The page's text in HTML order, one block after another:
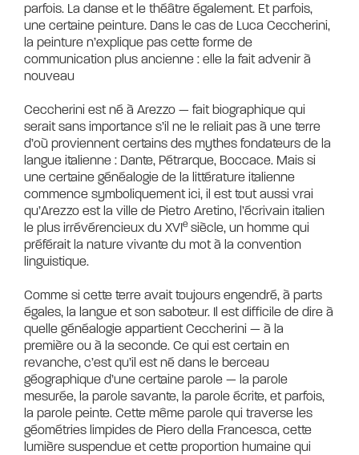
parfois. La danse et le théâtre également. Et parfois,
une certaine peinture. Dans le cas de Luca Ceccherini,
la peinture n’explique pas cette forme de
communication plus ancienne : elle la fait advenir à
nouveau
Ceccherini est né à Arezzo — fait biographique qui
serait sans importance s’il ne le reliait pas à une terre
d’où proviennent certains des mythes fondateurs de la
langue italienne : Dante, Pétrarque, Boccace. Mais si
une certaine généalogie de la littérature italienne
commence symboliquement ici, il est tout aussi vrai
qu’Arezzo est la ville de Pietro Aretino, l’écrivain italien
le plus irrévérencieux du XVIesiècle, un homme qui
préférait la nature vivante du mot à la convention
linguistique.
Comme si cette terre avait toujours engendré, à parts
égales, la langue et son saboteur. Il est difficile de dire à
quelle généalogie appartient Ceccherini — à la
première ou à la seconde. Ce qui est certain en
revanche, c’est qu’il est né dans le berceau
géographique d’une certaine parole — la parole
mesurée, la parole savante, la parole écrite, et parfois,
la parole peinte. Cette même parole qui traverse les
géométries limpides de Piero della Francesca, cette
lumière suspendue et cette proportion humaine qui